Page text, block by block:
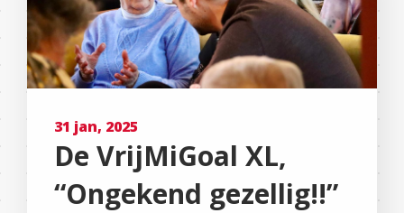
31 jan, 2025
De VrijMiGoal XL,
“Ongekend gezellig!!”